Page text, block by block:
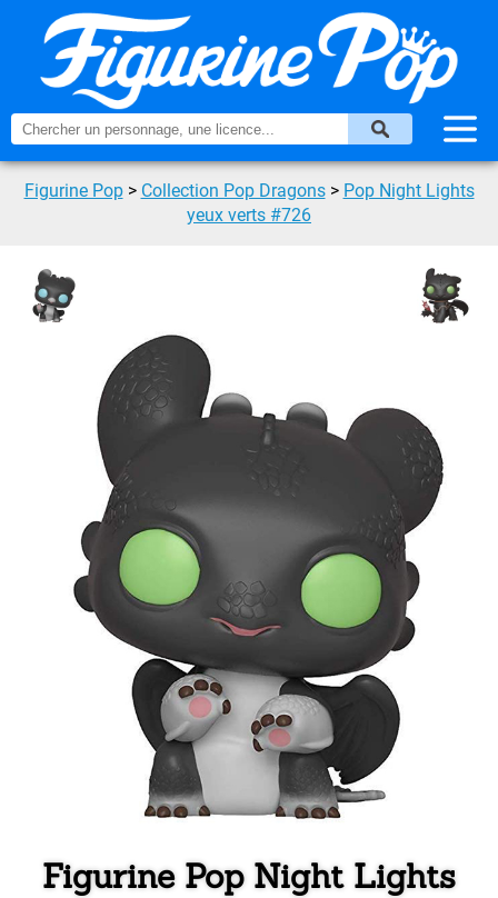
Figurine Pop > Collection Pop Dragons > Pop Night Lights
yeux verts #726
Figurine Pop Night Lights